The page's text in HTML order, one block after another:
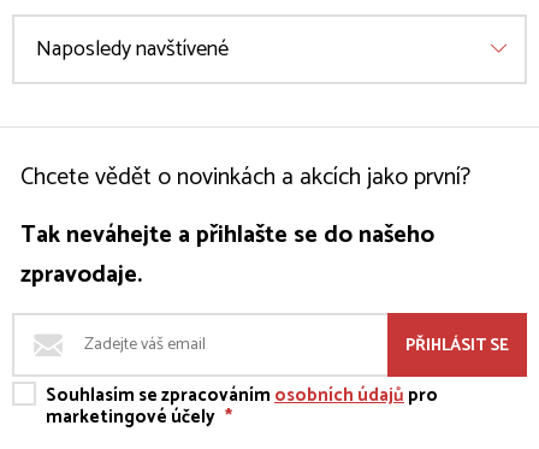
Naposledy navštívené
Chcete vědět o novinkách a akcích jako první?
Tak neváhejte a přihlašte se do našeho
zpravodaje.
PŘIHLÁSIT SE
Souhlasím se zpracovánímosobních údajůpro
marketingové účely *